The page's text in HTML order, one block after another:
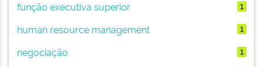
função executiva superior 1
human resource management 1
negociação 1